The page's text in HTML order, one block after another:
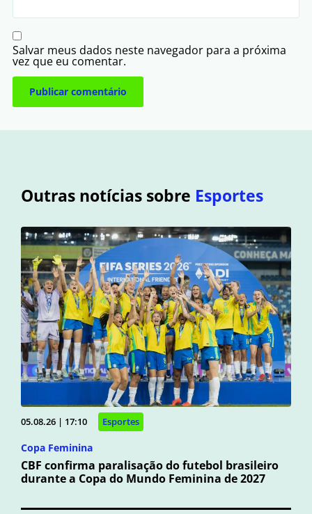
Salvar meus dados neste navegador para a próxima
vez que eu comentar.
Outras notícias sobre Esportes
05.08.26 | 17:10 Esportes
Copa Feminina
CBF confirma paralisação do futebol brasileiro
durante a Copa do Mundo Feminina de 2027